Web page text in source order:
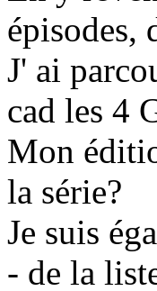
épisodes,
J' ai
cad les 4
Mon
la série?
Je suis
- de la